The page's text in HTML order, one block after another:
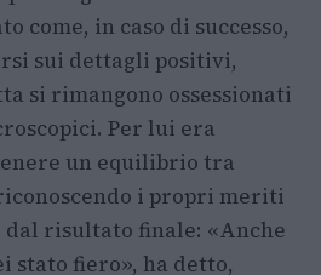
come, in caso di successo,
sui dettagli positivi,
si rimangono ossessionati
Per lui era
un equilibrio tra
i propri meriti
risultato finale: «Anche
stato fiero», ha detto,